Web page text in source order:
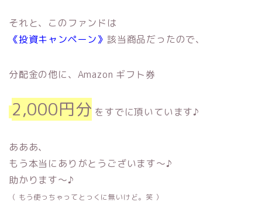
それと、このファンドは
《投資キャンペーン》 該当商品だったので、
分配金の他に、Amazon ギフト券
2,000円分 をすでに頂いています♪
あああ、
もう本当にありがとうございます〜♪
助かります〜♪
（ もう使っちゃってとっくに無いけど。笑 ）